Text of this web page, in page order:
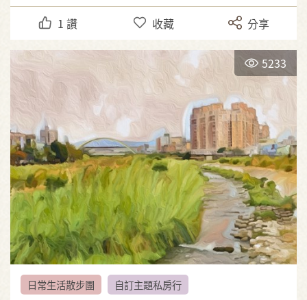
1 讚 收藏 分享
5233
日常生活散步團 自訂主題私房行